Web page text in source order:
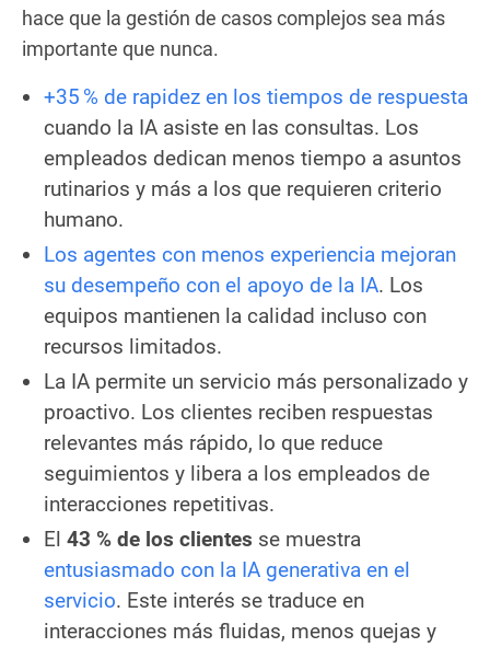
hace que la gestión de casos complejos sea más
importante que nunca.
+35 % de rapidez en los tiempos de respuesta
cuando la IA asiste en las consultas. Los
empleados dedican menos tiempo a asuntos
rutinarios y más a los que requieren criterio
humano.
Los agentes con menos experiencia mejoran
su desempeño con el apoyo de la IA. Los
equipos mantienen la calidad incluso con
recursos limitados.
La IA permite un servicio más personalizado y
proactivo. Los clientes reciben respuestas
relevantes más rápido, lo que reduce
seguimientos y libera a los empleados de
interacciones repetitivas.
El 43 % de los clientes se muestra
entusiasmado con la IA generativa en el
servicio. Este interés se traduce en
interacciones más fluidas, menos quejas y